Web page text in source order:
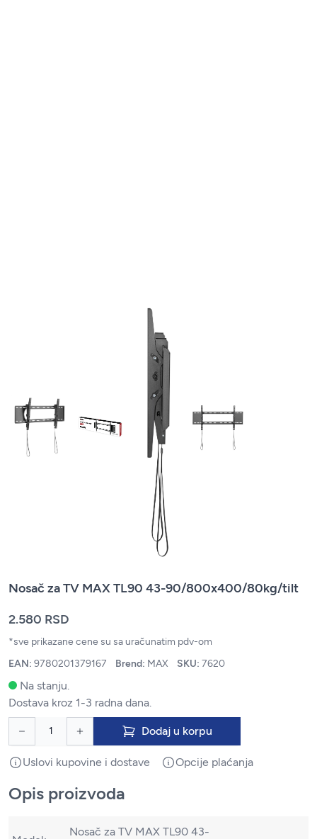
Nosač za TV MAX TL90 43-90/800x400/80kg/tilt
2.580 RSD
*sve prikazane cene su sa uračunatim pdv-om
EAN: 9780201379167 Brend: MAX SKU: 7620
Na stanju.
Dostava kroz 1-3 radna dana.
Dodaj u korpu
Uslovi kupovine i dostave Opcije plaćanja
Opis proizvoda
Nosač za TV MAX TL90 43-